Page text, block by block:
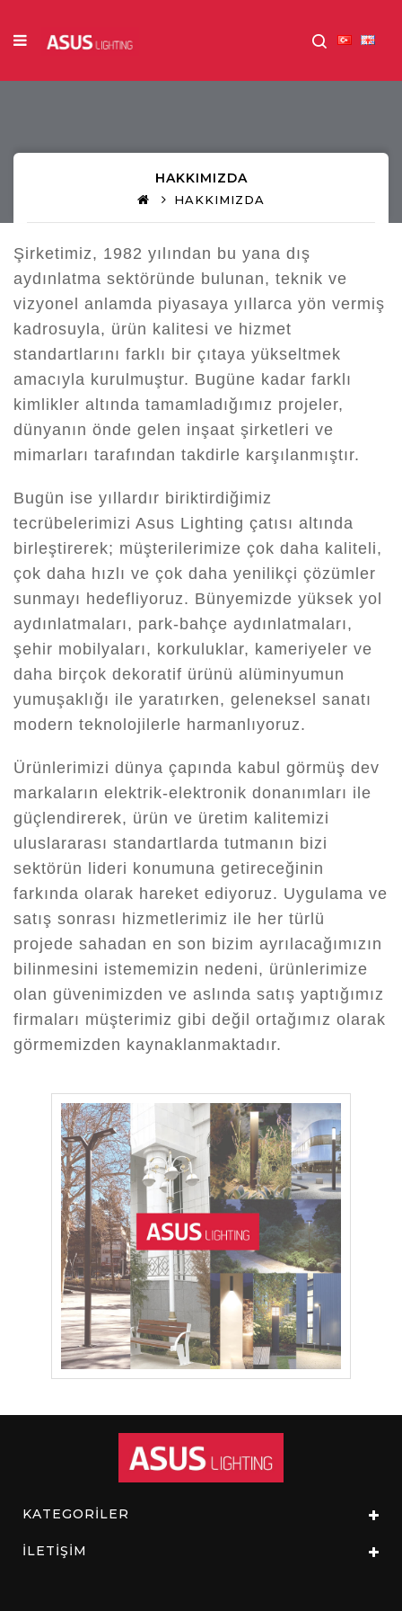
HAKKIMIZDA
HAKKIMIZDA
Şirketimiz, 1982 yılından bu yana dış
aydınlatma sektöründe bulunan, teknik ve
vizyonel anlamda piyasaya yıllarca yön vermiş
kadrosuyla, ürün kalitesi ve hizmet
standartlarını farklı bir çıtaya yükseltmek
amacıyla kurulmuştur. Bugüne kadar farklı
kimlikler altında tamamladığımız projeler,
dünyanın önde gelen inşaat şirketleri ve
mimarları tarafından takdirle karşılanmıştır.
Bugün ise yıllardır biriktirdiğimiz
tecrübelerimizi Asus Lighting çatısı altında
birleştirerek; müşterilerimize çok daha kaliteli,
çok daha hızlı ve çok daha yenilikçi çözümler
sunmayı hedefliyoruz. Bünyemizde yüksek yol
aydınlatmaları, park-bahçe aydınlatmaları,
şehir mobilyaları, korkuluklar, kameriyeler ve
daha birçok dekoratif ürünü alüminyumun
yumuşaklığı ile yaratırken, geleneksel sanatı
modern teknolojilerle harmanlıyoruz.
Ürünlerimizi dünya çapında kabul görmüş dev
markaların elektrik-elektronik donanımları ile
güçlendirerek, ürün ve üretim kalitemizi
uluslararası standartlarda tutmanın bizi
sektörün lideri konumuna getireceğinin
farkında olarak hareket ediyoruz. Uygulama ve
satış sonrası hizmetlerimiz ile her türlü
projede sahadan en son bizim ayrılacağımızın
bilinmesini istememizin nedeni, ürünlerimize
olan güvenimizden ve aslında satış yaptığımız
firmaları müşterimiz gibi değil ortağımız olarak
görmemizden kaynaklanmaktadır.
KATEGORİLER
İLETİŞİM